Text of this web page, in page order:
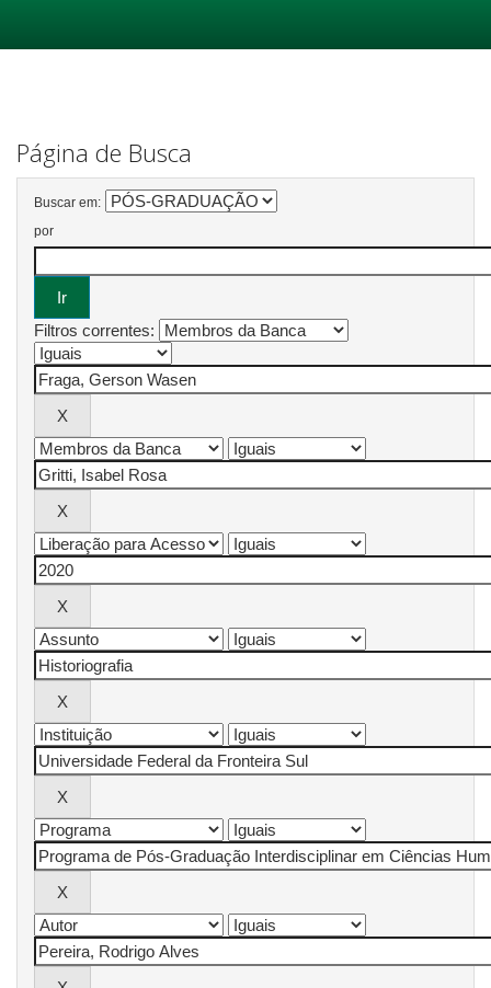
Página de Busca
Buscar em:
por
Filtros correntes: